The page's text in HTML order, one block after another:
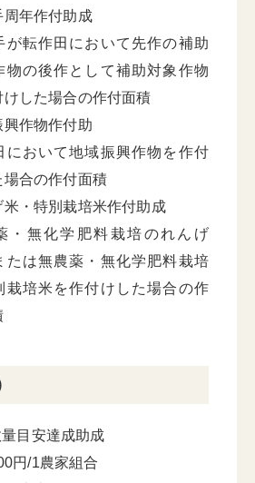
周年作付助成
が転作田において先作の補助
物の後作として補助対象作物
けした場合の作付面積
興作物作付助
において地域振興作物を作付
場合の作付面積
米・特別栽培米作付助成
・無化学肥料栽培のれんげ
たは無農薬・無化学肥料栽培
栽培米を作付けした場合の作
目安達成助成
円/1農家組合